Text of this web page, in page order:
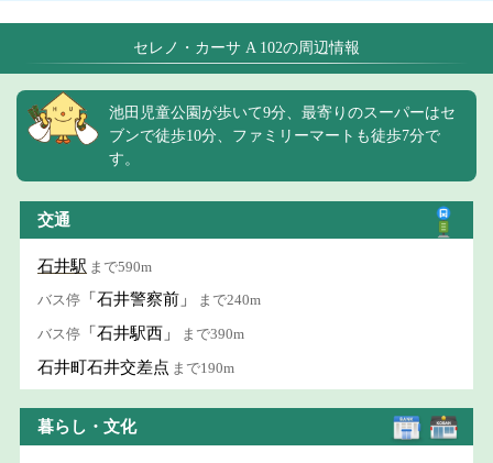
セレノ・カーサ A 102の周辺情報
池田児童公園が歩いて9分、最寄りのスーパーはセ
ブンで徒歩10分、ファミリーマートも徒歩7分で
す。
交通
石井駅 まで590m
バス停 「石井警察前」 まで240m
バス停 「石井駅西」 まで390m
石井町石井交差点 まで190m
暮らし・文化